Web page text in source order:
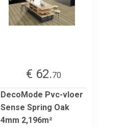
€ 62.70
DecoMode Pvc-vloer
Sense Spring Oak
4mm 2,196m²